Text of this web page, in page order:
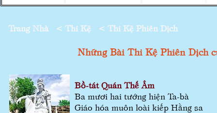
Trang Nhà< Thi Kệ < Thi Kệ Phiên Dịch
Những Bài Thi Kệ Phiên Dịch
Bồ-tát Quán Thế Âm
Ba mươi hai tướng hiện Ta-bà
Giáo hóa muôn loài kiếp Hằng sa